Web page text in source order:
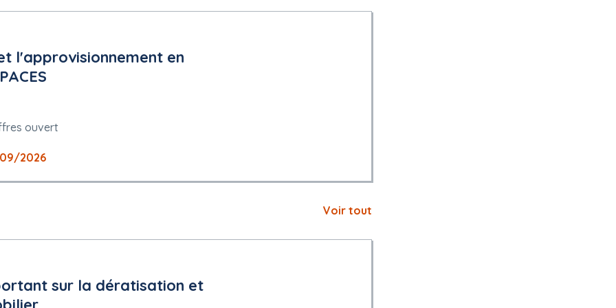
procédure de passation de marché
- 01
l'approvisionnement en
ouvert
2026
Voir tout
sur la dératisation et